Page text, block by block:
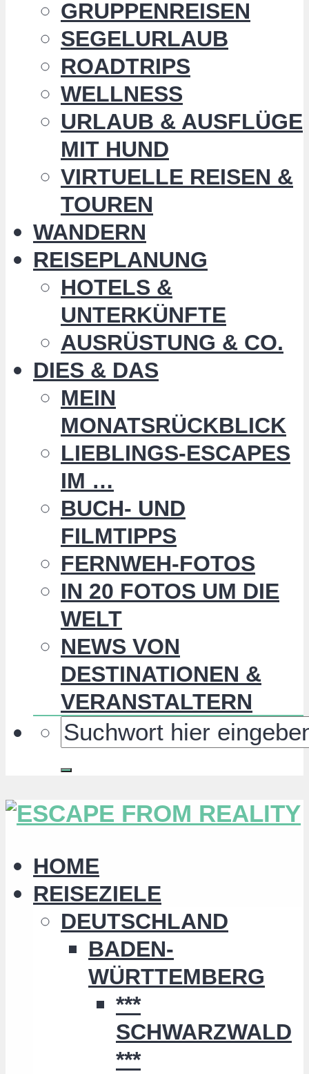
GRUPPENREISEN
SEGELURLAUB
ROADTRIPS
WELLNESS
URLAUB & AUSFLÜGE
MIT HUND
VIRTUELLE REISEN &
TOUREN
WANDERN
REISEPLANUNG
HOTELS &
UNTERKÜNFTE
AUSRÜSTUNG & CO.
DIES & DAS
MEIN
MONATSRÜCKBLICK
LIEBLINGS-ESCAPES
IM …
BUCH- UND
FILMTIPPS
FERNWEH-FOTOS
IN 20 FOTOS UM DIE
WELT
NEWS VON
DESTINATIONEN &
VERANSTALTERN
HOME
REISEZIELE
DEUTSCHLAND
BADEN-
WÜRTTEMBERG
***
SCHWARZWALD
***